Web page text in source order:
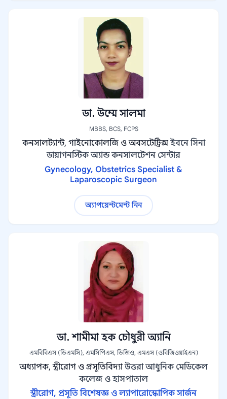
ডা. উম্মে সালমা
MBBS, BCS, FCPS
কনসালট্যান্ট, গাইনোকোলজি ও অবসটেট্রিক্স ইবনে সিনা
ডায়াগনস্টিক অ্যান্ড কনসালটেশন সেন্টার
Gynecology, Obstetrics Specialist &
Laparoscopic Surgeon
অ্যাপয়েন্টমেন্ট নিন
ডা. শামীমা হক চৌধুরী অ্যানি
এমবিবিএস (ডিএমসি), এমসিপিএস, ডিজিও, এমএস (ওবিজিওয়াইএন)
অধ্যাপক, স্ত্রীরোগ ও প্রসূতিবিদ্যা উত্তরা আধুনিক মেডিকেল
কলেজ ও হাসপাতাল
স্ত্রীরোগ, প্রসূতি বিশেষজ্ঞ ও ল্যাপারোস্কোপিক সার্জন